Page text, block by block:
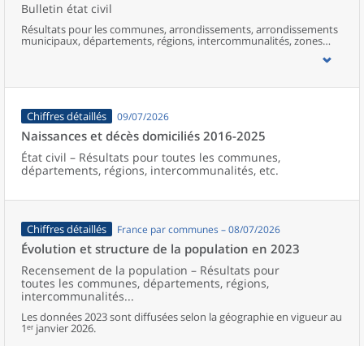
Bulletin état civil
Résultats pour les communes, arrondissements, arrondissements
municipaux, départements, régions, intercommunalités, zones
d’emploi, bassins de vie, unités urbaines et aires d’attraction des
Chiffres détaillés 09/07/2026
Naissances et décès domiciliés 2016-2025
État civil – Résultats pour toutes les communes,
départements, régions, intercommunalités, etc.
Chiffres détaillés France par communes – 08/07/2026
Évolution et structure de la population en 2023
Recensement de la population – Résultats pour
toutes les communes, départements, régions,
intercommunalités...
Les données 2023 sont diffusées selon la géographie en vigueur au
1ᵉʳ janvier 2026.